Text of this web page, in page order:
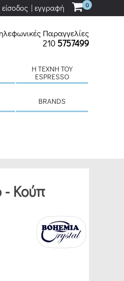
0
είσοδος | εγγραφή
Παραγγελίες
210 5757499
H ΤΈΧΝΗ ΤΟΥ
ESPRESSO
BRANDS
- Κούπ